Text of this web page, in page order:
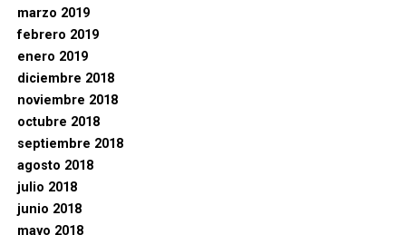
marzo 2019
febrero 2019
enero 2019
diciembre 2018
noviembre 2018
octubre 2018
septiembre 2018
agosto 2018
julio 2018
junio 2018
mayo 2018